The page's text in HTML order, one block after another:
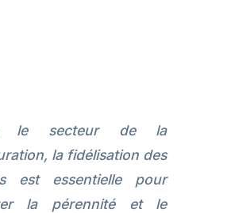
le secteur de la
la fidélisation des
est essentielle pour
la pérennité et le